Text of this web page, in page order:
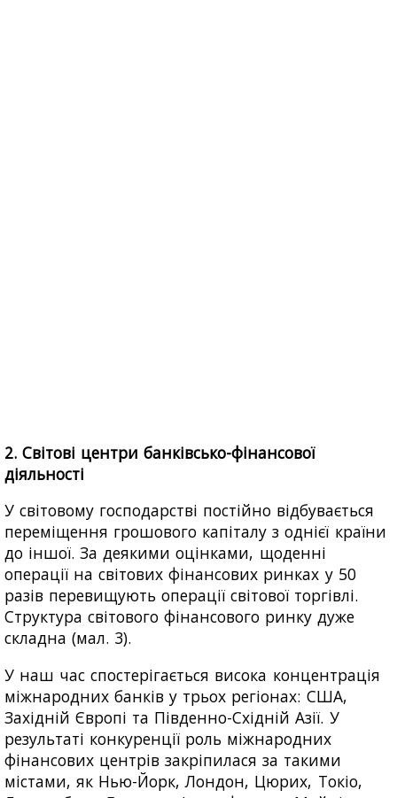
2. Світові центри банківсько-фінансової
діяльності
У світовому господарстві постійно відбувається
переміщення грошового капіталу з однієї країни
до іншої. За деякими оцінками, щоденні
операції на світових фінансових ринках у 50
разів перевищують операції світової торгівлі.
Структура світового фінансового ринку дуже
складна (мал. 3).
У наш час спостерігається висока концентрація
міжнародних банків у трьох регіонах: США,
Західній Європі та Південно-Східній Азії. У
результаті конкуренції роль міжнародних
фінансових центрів закріпилася за такими
містами, як Нью-Йорк, Лондон, Цюрих, Токіо,